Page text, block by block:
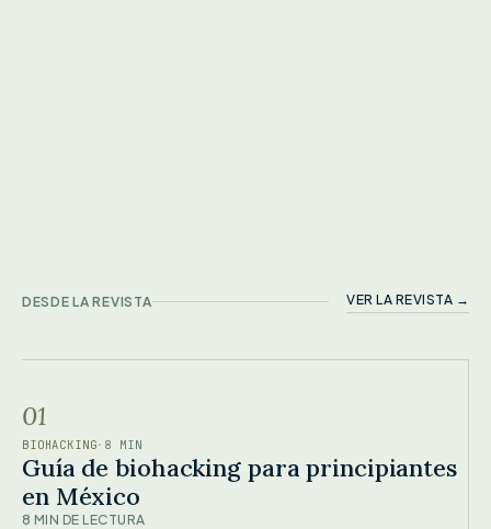
DESDE LA REVISTA VER LA REVISTA →
01
BIOHACKING· 8 MIN
Guía de biohacking para principiantes
en México
8 MIN DE LECTURA